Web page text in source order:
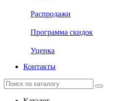
Распродажи
Программа скидок
Уценка
Контакты